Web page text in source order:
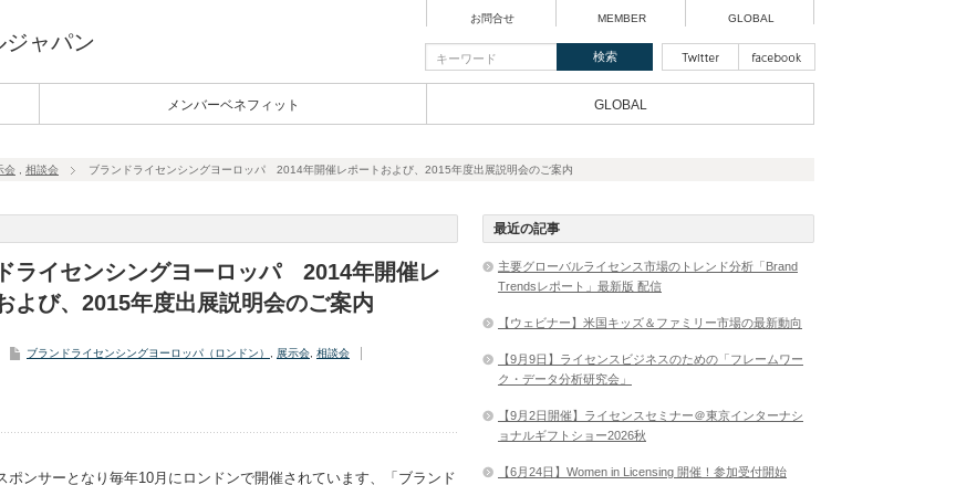
ジャパン
お問合せ MEMBER GLOBAL
メンバーベネフィット GLOBAL
会 相談会 ブランドライセンシングヨーロッパ 2014年開催レポートおよび、2015年度出展説明会のご案内
ライセンシングヨーロッパ 2014年開催レ
よび、2015年度出展説明会のご案内
ブランドライセンシングヨーロッパ（ロンドン） 展示会 相談会
ンサーとなり毎年10月にロンドンで開催されています、「ブランド
最近の記事
主要グローバルライセンス市場のトレンド分析「Brand
Trendsレポート」最新版 配信
【ウェビナー】米国キッズ＆ファミリー市場の最新動向
【9月9日】ライセンスビジネスのための「フレームワー
ク・データ分析研究会」
【9月2日開催】ライセンスセミナー＠東京インターナシ
ョナルギフトショー2026秋
【6月24日】Women in Licensing 開催！参加受付開始